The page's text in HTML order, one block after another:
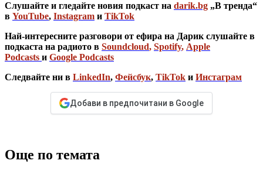
Слушайте и гледайте новия подкаст на darik.bg „В тренда“
в YouTube, Instagram и TikTok
Най-интересните разговори от ефира на Дарик слушайте в
подкаста на радиото в Soundcloud, Spotify, Apple
Podcasts и Google Podcasts
Следвайте ни в LinkedIn, Фейсбук, TikTok и Инстаграм
Добави в предпочитани в Google
Още по темата